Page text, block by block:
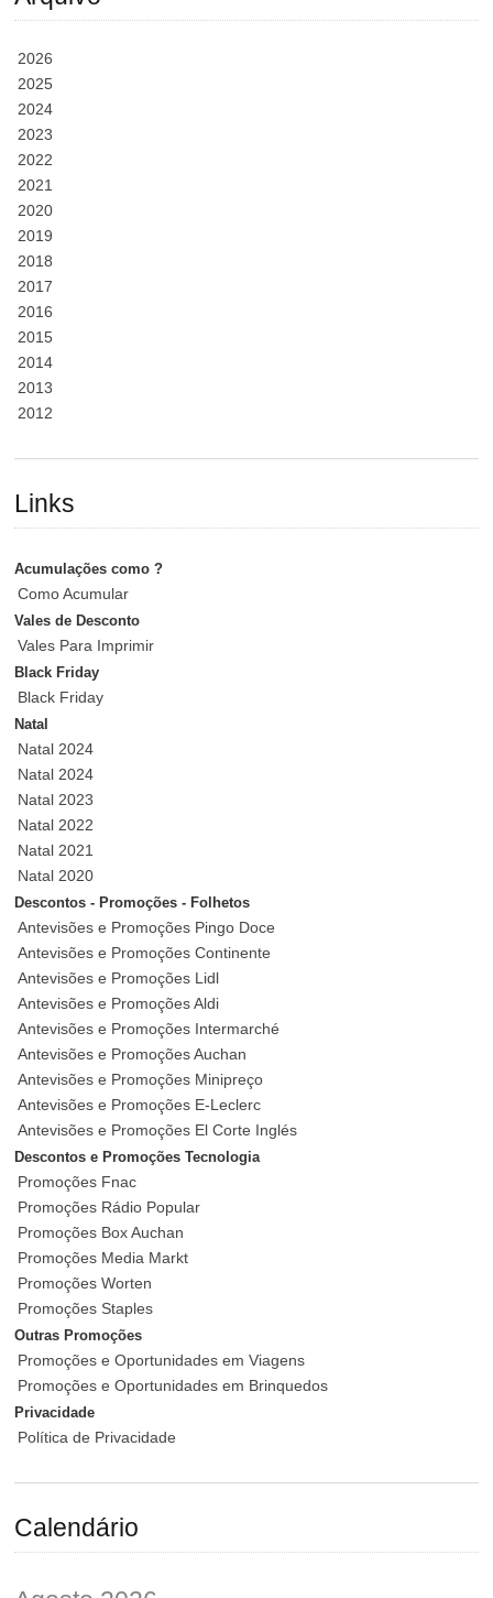
2026
2025
2024
2023
2022
2021
2020
2019
2018
2017
2016
2015
2014
2013
2012
Links
Acumulações como ?
Como Acumular
Vales de Desconto
Vales Para Imprimir
Black Friday
Black Friday
Natal
Natal 2024
Natal 2024
Natal 2023
Natal 2022
Natal 2021
Natal 2020
Descontos - Promoções - Folhetos
Antevisões e Promoções Pingo Doce
Antevisões e Promoções Continente
Antevisões e Promoções Lidl
Antevisões e Promoções Aldi
Antevisões e Promoções Intermarché
Antevisões e Promoções Auchan
Antevisões e Promoções Minipreço
Antevisões e Promoções E-Leclerc
Antevisões e Promoções El Corte Inglés
Descontos e Promoções Tecnologia
Promoções Fnac
Promoções Rádio Popular
Promoções Box Auchan
Promoções Media Markt
Promoções Worten
Promoções Staples
Outras Promoções
Promoções e Oportunidades em Viagens
Promoções e Oportunidades em Brinquedos
Privacidade
Política de Privacidade
Calendário